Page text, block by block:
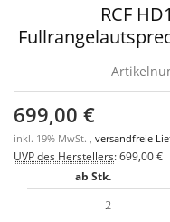
RCF
699,00 €
inkl. 19% MwSt. , versandfreie
UVP des Herstellers:699,00 €
ab Stk.
2